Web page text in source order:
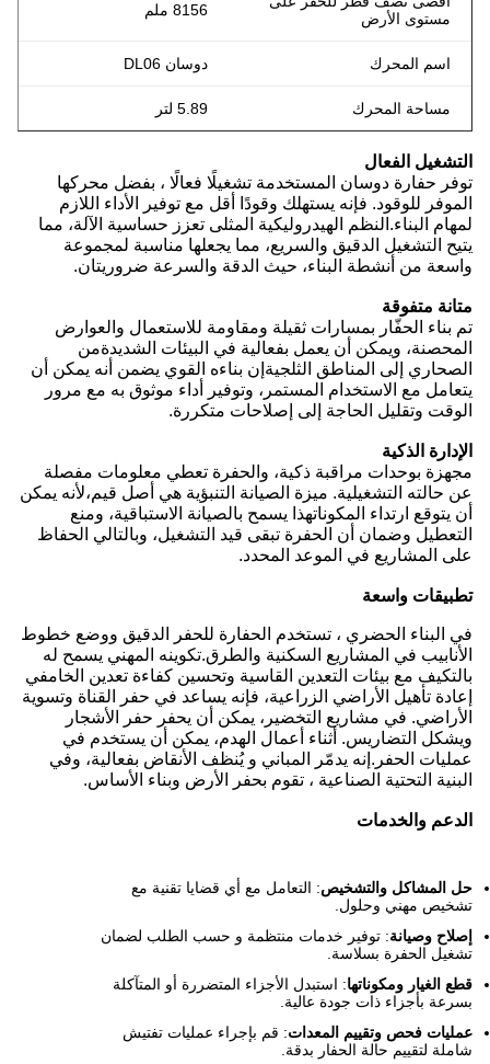
مستوى الأرض
8156 ملم
اسم المحرك دوسان DL06
مساحة المحرك 5.89 لتر
التشغيل الفعال
توفر حفارة دوسان المستخدمة تشغيلًا فعالًا ، بفضل محركها
الموفر للوقود. فإنه يستهلك وقودًا أقل مع توفير الأداء اللازم
لمهام البناء.النظم الهيدروليكية المثلى تعزز حساسية الآلة، مما
يتيح التشغيل الدقيق والسريع، مما يجعلها مناسبة لمجموعة
واسعة من أنشطة البناء، حيث الدقة والسرعة ضروريتان.
متانة متفوقة
تم بناء الحفّار بمسارات ثقيلة ومقاومة للاستعمال والعوارض
المحصنة، ويمكن أن يعمل بفعالية في البيئات الشديدةمن
الصحاري إلى المناطق الثلجيةإن بناءه القوي يضمن أنه يمكن أن
يتعامل مع الاستخدام المستمر، وتوفير أداء موثوق به مع مرور
الوقت وتقليل الحاجة إلى إصلاحات متكررة.
الإدارة الذكية
مجهزة بوحدات مراقبة ذكية، والحفرة تعطي معلومات مفصلة
عن حالته التشغيلية. ميزة الصيانة التنبؤية هي أصل قيم،لأنه يمكن
أن يتوقع ارتداء المكوناتهذا يسمح بالصيانة الاستباقية، ومنع
التعطيل وضمان أن الحفرة تبقى قيد التشغيل، وبالتالي الحفاظ
على المشاريع في الموعد المحدد.
تطبيقات واسعة
في البناء الحضري ، تستخدم الحفارة للحفر الدقيق ووضع خطوط
الأنابيب في المشاريع السكنية والطرق.تكوينه المهني يسمح له
بالتكيف مع بيئات التعدين القاسية وتحسين كفاءة تعدين الخامفي
إعادة تأهيل الأراضي الزراعية، فإنه يساعد في حفر القناة وتسوية
الأراضي. في مشاريع التخضير، يمكن أن يحفر حفر الأشجار
ويشكل التضاريس. أثناء أعمال الهدم، يمكن أن يستخدم في
عمليات الحفر.إنه يدمّر المباني و يُنظف الأنقاض بفعالية، وفي
البنية التحتية الصناعية ، تقوم بحفر الأرض وبناء الأساس.
الدعم والخدمات
حل المشاكل والتشخيص: التعامل مع أي قضايا تقنية مع
تشخيص مهني وحلول.
إصلاح وصيانة: توفير خدمات منتظمة و حسب الطلب لضمان
تشغيل الحفرة بسلاسة.
قطع الغيار ومكوناتها: استبدل الأجزاء المتضررة أو المتآكلة
بسرعة بأجزاء ذات جودة عالية.
عمليات فحص وتقييم المعدات: قم بإجراء عمليات تفتيش
شاملة لتقييم حالة الحفار بدقة.